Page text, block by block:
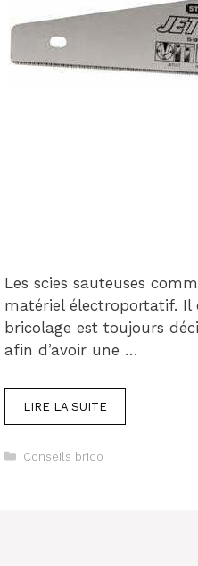
Les scies sauteuses
matériel électroportatif. Il
bricolage est toujours
afin d’avoir une …
LIRE LA SUITE
Catégories
Conseils brico